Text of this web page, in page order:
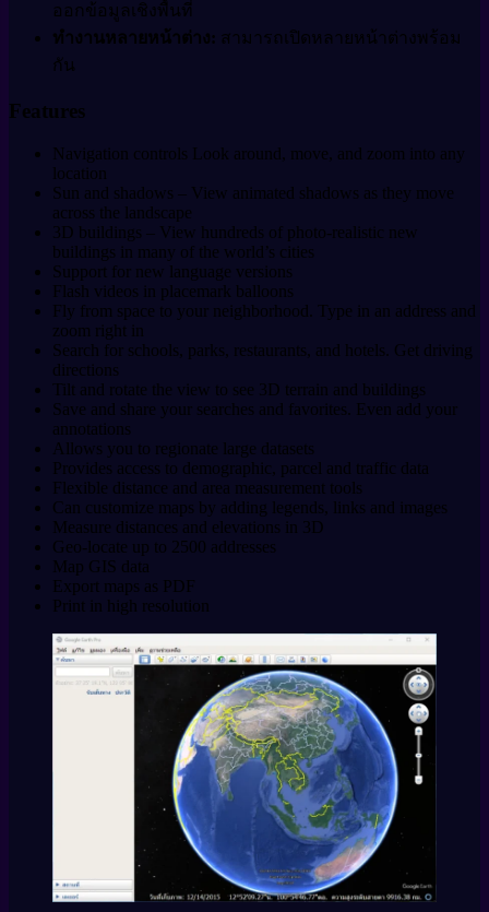
ออกข้อมูลเชิงพื้นที่
ทำงานหลายหน้าต่าง: สามารถเปิดหลายหน้าต่างพร้อม
กัน
Features
Navigation controls Look around, move, and zoom into any
location
Sun and shadows – View animated shadows as they move
across the landscape
3D buildings – View hundreds of photo-realistic new
buildings in many of the world’s cities
Support for new language versions
Flash videos in placemark balloons
Fly from space to your neighborhood. Type in an address and
zoom right in
Search for schools, parks, restaurants, and hotels. Get driving
directions
Tilt and rotate the view to see 3D terrain and buildings
Save and share your searches and favorites. Even add your
annotations
Allows you to regionate large datasets
Provides access to demographic, parcel and traffic data
Flexible distance and area measurement tools
Can customize maps by adding legends, links and images
Measure distances and elevations in 3D
Geo-locate up to 2500 addresses
Map GIS data
Export maps as PDF
Print in high resolution